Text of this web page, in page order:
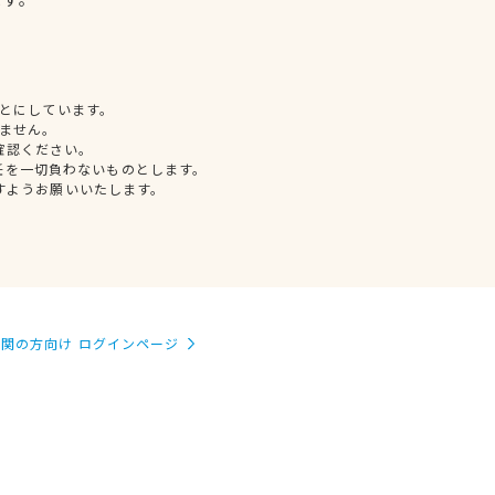
しています。
せん。
ください。
一切負わないものとします。
うお願いいたします。
の方向け ログインページ